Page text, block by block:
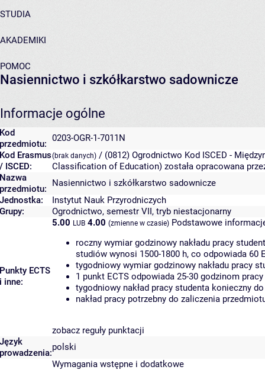
STUDIA
AKADEMIKI
POMOC
Nasiennictwo i szkółkarstwo sadownicze
Informacje ogólne
Kod
przedmiotu:
0203-OGR-1-7011N
Kod Erasmus
/ ISCED:
(brak danych) / (0812) Ogrodnictwo Kod ISCED -
Classification of Education) została opracowana
Nazwa
przedmiotu:
Nasiennictwo i szkółkarstwo sadownicze
Jednostka:
Instytut Nauk Przyrodniczych
Grupy:
Ogrodnictwo, semestr VII, tryb niestacjonarny
Punkty ECTS
i inne:
5.00 LUB 4.00 (zmienne w czasie) Podstawowe
roczny wymiar godzinowy nakładu pracy
studiów wynosi 1500-1800 h, co odpowiada 60
tygodniowy wymiar godzinowy nakładu pracy
1 punkt ECTS odpowiada 25-30 godzinom
tygodniowy nakład pracy studenta konieczny
nakład pracy potrzebny do zaliczenia
zobacz reguły punktacji
Język
prowadzenia:
polski
Wymagania wstępne i dodatkowe